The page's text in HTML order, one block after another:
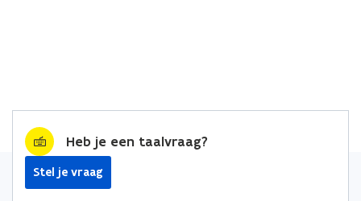
Heb je een taalvraag?
Stel je vraag